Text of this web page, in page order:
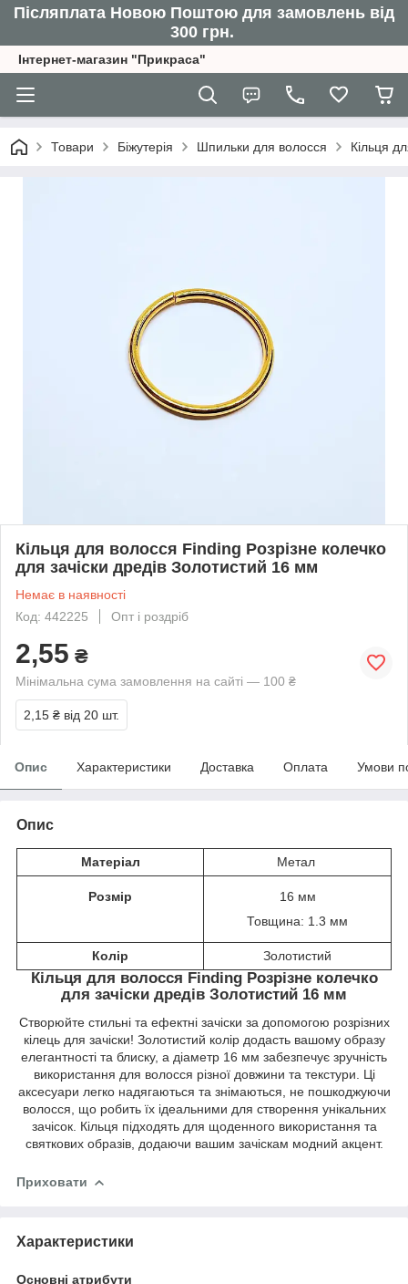
Післяплата Новою Поштою для замовлень від
300 грн.
Інтернет-магазин "Прикраса"
Товари Біжутерія Шпильки для волосся Кільця
Кільця для волосся Finding Розрізне колечко
для зачіски дредів Золотистий 16 мм
Немає в наявності
Код: 442225
Опт і роздріб
2,55 ₴
Мінімальна сума замовлення на сайті — 100 ₴
2,15 ₴ від 20 шт.
Опис Характеристики Доставка Оплата Умови
Опис
Матеріал Метал
Розмір
16 мм
Товщина: 1.3 мм
Колір Золотистий
Кільця для волосся Finding Розрізне колечко
для зачіски дредів Золотистий 16 мм
Створюйте стильні та ефектні зачіски за допомогою розрізних
кілець для зачіски! Золотистий колір додасть вашому образу
елегантності та блиску, а діаметр 16 мм забезпечує зручність
використання для волосся різної довжини та текстури. Ці
аксесуари легко надягаються та знімаються, не пошкоджуючи
волосся, що робить їх ідеальними для створення унікальних
зачісок. Кільця підходять для щоденного використання та
святкових образів, додаючи вашим зачіскам модний акцент.
Приховати
Характеристики
Основні атрибути